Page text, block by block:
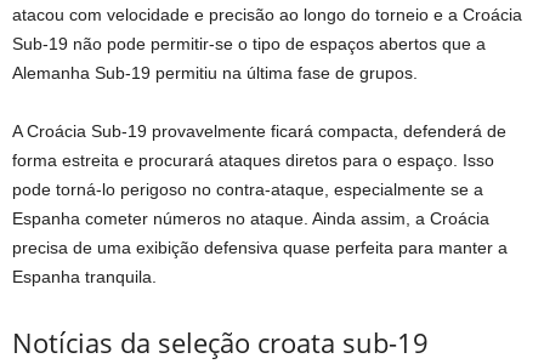
atacou com velocidade e precisão ao longo do torneio e a Croácia
Sub-19 não pode permitir-se o tipo de espaços abertos que a
Alemanha Sub-19 permitiu na última fase de grupos.
A Croácia Sub-19 provavelmente ficará compacta, defenderá de
forma estreita e procurará ataques diretos para o espaço. Isso
pode torná-lo perigoso no contra-ataque, especialmente se a
Espanha cometer números no ataque. Ainda assim, a Croácia
precisa de uma exibição defensiva quase perfeita para manter a
Espanha tranquila.
Notícias da seleção croata sub-19